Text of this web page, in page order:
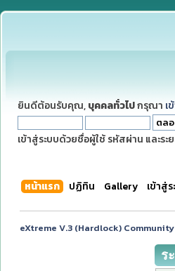
ยินดีต้อนรับคุณ, บุคคลทั่วไปกรุณา เ
เข้าสู่ระบบด้วยชื่อผู้ใช้ รหัสผ่าน และระย
หน้าแรก ปฏิทิน Gallery เข้าสู่
eXtreme V.3 (Hardlock) Community
ร